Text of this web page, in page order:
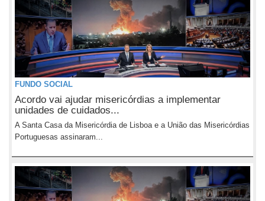
FUNDO SOCIAL
Acordo vai ajudar misericórdias a implementar
unidades de cuidados...
A Santa Casa da Misericórdia de Lisboa e a União das Misericórdias
Portuguesas assinaram...